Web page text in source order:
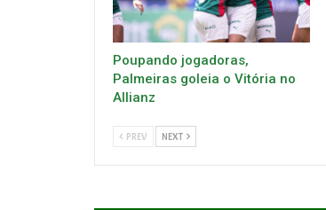
Poupando jogadoras,
Palmeiras goleia o Vitória no
Allianz
PREV NEXT